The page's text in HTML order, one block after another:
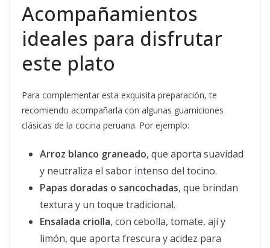
Acompañamientos
ideales para disfrutar
este plato
Para complementar esta exquisita preparación, te
recomiendo acompañarla con algunas guarniciones
clásicas de la cocina peruana. Por ejemplo:
Arroz blanco graneado, que aporta suavidad
y neutraliza el sabor intenso del tocino.
Papas doradas o sancochadas, que brindan
textura y un toque tradicional.
Ensalada criolla, con cebolla, tomate, ají y
limón, que aporta frescura y acidez para